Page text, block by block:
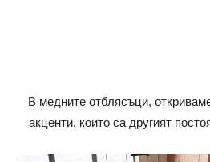
В медните отблясъци,
акценти, които са другият